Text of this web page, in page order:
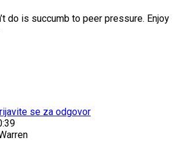
do is succumb to peer pressure. Enjoy
se za odgovor